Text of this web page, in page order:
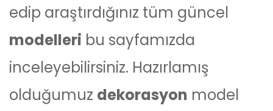
edip araştırdığınız tüm güncel
modelleri bu sayfamızda
inceleyebilirsiniz. Hazırlamış
olduğumuz dekorasyon model